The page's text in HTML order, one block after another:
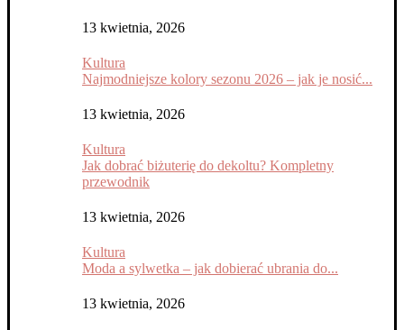
13 kwietnia, 2026
Kultura
Najmodniejsze kolory sezonu 2026 – jak je nosić...
13 kwietnia, 2026
Kultura
Jak dobrać biżuterię do dekoltu? Kompletny
przewodnik
13 kwietnia, 2026
Kultura
Moda a sylwetka – jak dobierać ubrania do...
13 kwietnia, 2026